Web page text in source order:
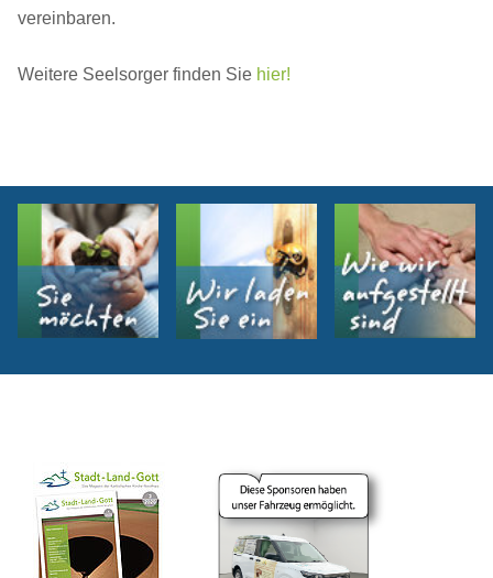
vereinbaren.
Weitere Seelsorger finden Sie hier!